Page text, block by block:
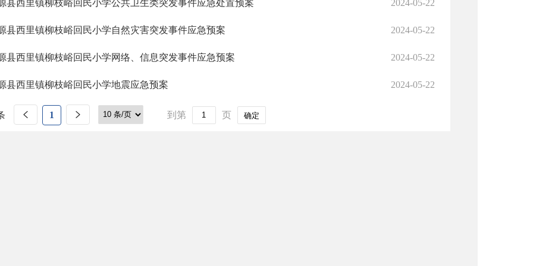
县西里镇柳枝峪回民小学公共卫生类突发事件应急处置预案 2024-05-22
县西里镇柳枝峪回民小学自然灾害突发事件应急预案 2024-05-22
县西里镇柳枝峪回民小学网络、信息突发事件应急预案 2024-05-22
县西里镇柳枝峪回民小学地震应急预案 2024-05-22
1 到第 页 确定